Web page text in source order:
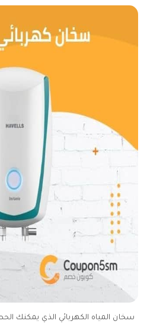
سخان المياه الكهربائي الذي يمكنك